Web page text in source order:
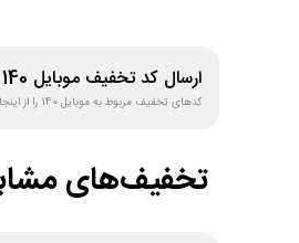
ارسال کد تخفیف موبایل 140
کدهای تخفیف مربوط بهموبایل 140 را از
تخفیف‌های